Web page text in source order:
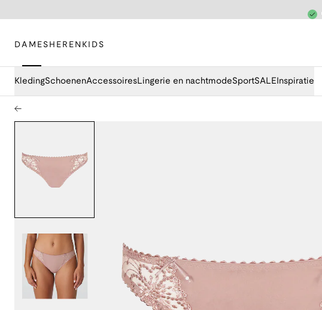
DAMES HEREN KIDS
KledingSchoenenAccessoiresLingerie en nachtmodeSportSALE Inspiratie